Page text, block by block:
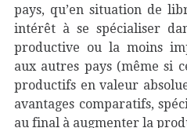
pays, qu’en situation de
intérêt à se spécialiser
productive ou la moins
aux autres pays (même si
productifs en valeur
avantages comparatifs,
au final à augmenter la